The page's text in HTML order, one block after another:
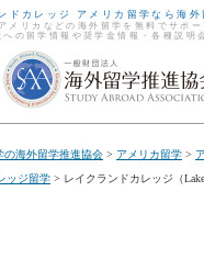
ドカレッジ アメリカ留学なら海
メリカなどの海外留学を無料でサポ
への留学情報や奨学金情報・各種説明
の海外留学推進協会 > アメリカ留学 >
ッジ留学 > レイクランドカレッジ（Lake